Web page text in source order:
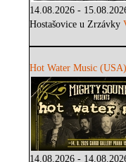
14.08.2026 -
Hostašovice u Zrzávky
Hot Water Music
14.08.2026 -